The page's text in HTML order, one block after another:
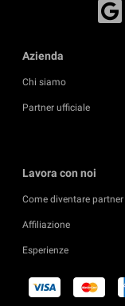
Azienda
Chi siamo
Partner ufficiale
Lavora con noi
Come diventare partner
Affiliazione
Esperienze